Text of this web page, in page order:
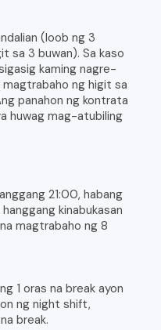
(loob ng 3
sa 3 buwan). Sa kaso
kaming nagre-
ng higit sa
panahon ng kontrata
huwag mag-atubiling
21:00, habang
kinabukasan
magtrabaho ng 8
1 oras na break ayon
ng night shift,
break.